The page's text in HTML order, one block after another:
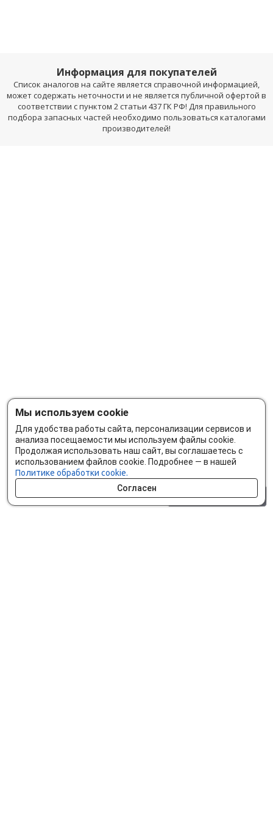
Информация для покупателей
Список аналогов на сайте является справочной информацией,
может содержать неточности и не является публичной офертой в
соответствии с пунктом 2 статьи 437 ГК РФ! Для правильного
подбора запасных частей необходимо пользоваться каталогами
производителей!
Мы используем cookie
Для удобства работы сайта, персонализации сервисов и
анализа посещаемости мы используем файлы cookie.
Продолжая использовать наш сайт, вы соглашаетесь с
использованием файлов cookie. Подробнее — в нашей
Политике обработки cookie.
Согласен